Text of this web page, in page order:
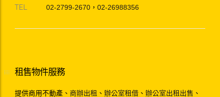
TEL 02-2799-2670 ， 02-26988356
租售物件服務
提供商用不動產、 商辦出租 、 辦公室租借 、 辦公室出租出售 、